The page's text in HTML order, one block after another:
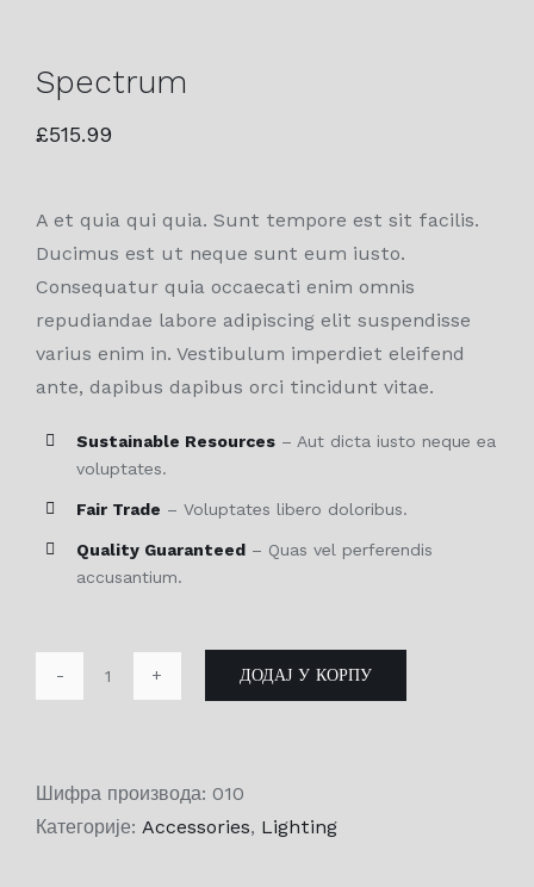
Spectrum
£515.99
A et quia qui quia. Sunt tempore est sit facilis.
Ducimus est ut neque sunt eum iusto.
Consequatur quia occaecati enim omnis
repudiandae labore adipiscing elit suspendisse
varius enim in. Vestibulum imperdiet eleifend
ante, dapibus dapibus orci tincidunt vitae.
Sustainable Resources– Aut dicta iusto neque ea
voluptates.
Fair Trade – Voluptates libero doloribus.
Quality Guaranteed– Quas vel perferendis
accusantium.
Spectrum
ДОДАЈ У КОРПУ
Шифра производа: 010
Категорије: Accessories, Lighting